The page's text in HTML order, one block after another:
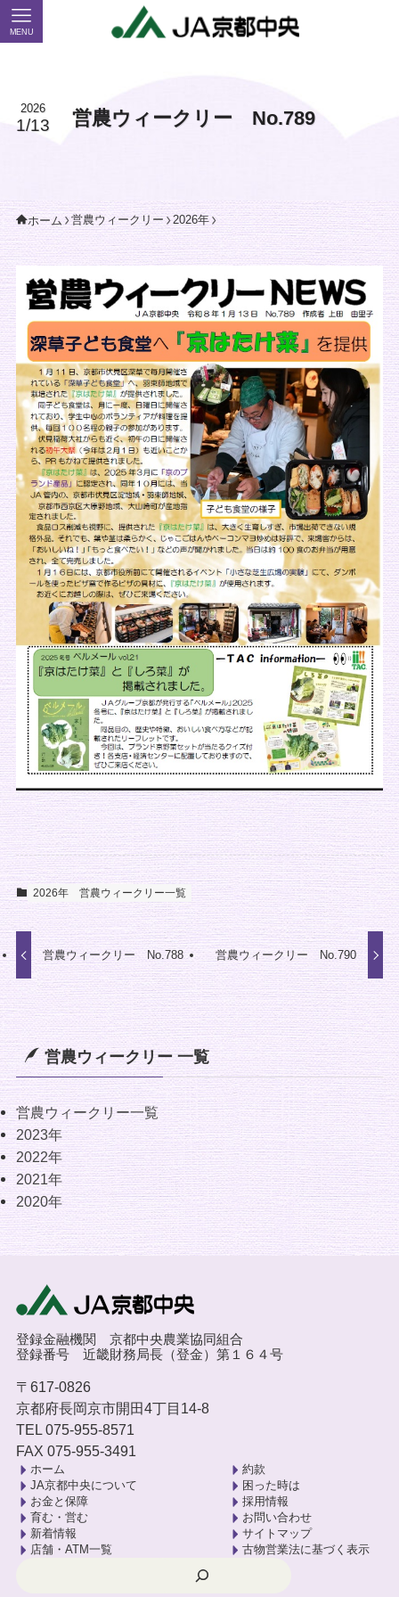
MENU
営農ウィークリー No.789
2026
1/13
ホーム 営農ウィークリー 2026年
2026年 営農ウィークリー一覧
営農ウィークリー No.788 営農ウィークリー No.790
営農ウィークリー 一覧
営農ウィークリー一覧
2023年
2022年
2021年
2020年
登録金融機関 京都中央農業協同組合
登録番号 近畿財務局長（登金）第１６４号
〒617-0826
京都府長岡京市開田4丁目14-8
TEL 075-955-8571
FAX 075-955-3491
ホーム
JA京都中央について
お金と保障
育む・営む
新着情報
店舗・ATM一覧
約款
困った時は
採用情報
お問い合わせ
サイトマップ
古物営業法に基づく表示